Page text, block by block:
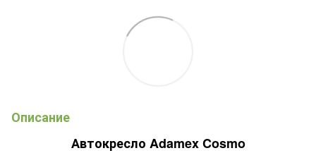
Описание
Автокресло Adamex Cosmo